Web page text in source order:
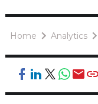
Home Analytics